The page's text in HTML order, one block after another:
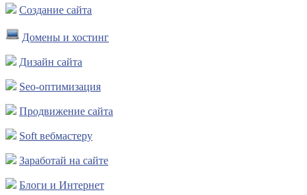
Создание сайта
Домены и хостинг
Дизайн сайта
Seo-оптимизация
Продвижение сайта
Soft вебмастеру
Заработай на сайте
Блоги и Интернет